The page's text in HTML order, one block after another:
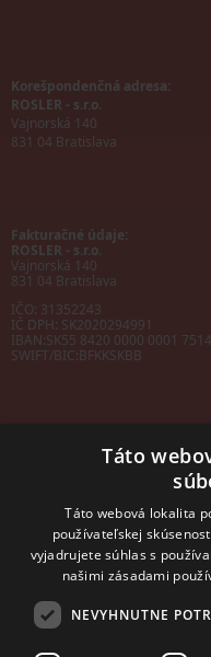
Korešpondenčná adresa:
ROSLER - s.r.o.
Vajnorská 140
831 04 Bratislava
Fakturačné údaje:
ROSLER - s.r.o.
Vajnorská 140
831 04 Bratislava
IČO: 31352243
IČ DPH: SK2020294991
IBAN:SK55 8420 0000 0001
SWIFT/BIC:BFKKSKBB
sales@rosler.sk
Regionálni zástupcovia
Západ a stred:
+421 903 728 402
Východ
mobil: +421 901 728 409
Táto
Táto webová lokalita
používateľskej
vyjadrujete súhlas s
našimi zásadami
NEVYHNUTNE